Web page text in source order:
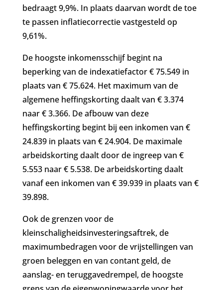
bedraagt 9,9%. In plaats daarvan wordt de toe
te passen inflatiecorrectie vastgesteld op
9,61%.
De hoogste inkomensschijf begint na
beperking van de indexatiefactor € 75.549 in
plaats van € 75.624. Het maximum van de
algemene heffingskorting daalt van € 3.374
naar € 3.366. De afbouw van deze
heffingskorting begint bij een inkomen van €
24.839 in plaats van € 24.904. De maximale
arbeidskorting daalt door de ingreep van €
5.553 naar € 5.538. De arbeidskorting daalt
vanaf een inkomen van € 39.939 in plaats van €
39.898.
Ook de grenzen voor de
kleinschaligheidsinvesteringsaftrek, de
maximumbedragen voor de vrijstellingen van
groen beleggen en van contant geld, de
aanslag- en teruggavedrempel, de hoogste